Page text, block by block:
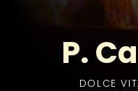
P.
DOLCE